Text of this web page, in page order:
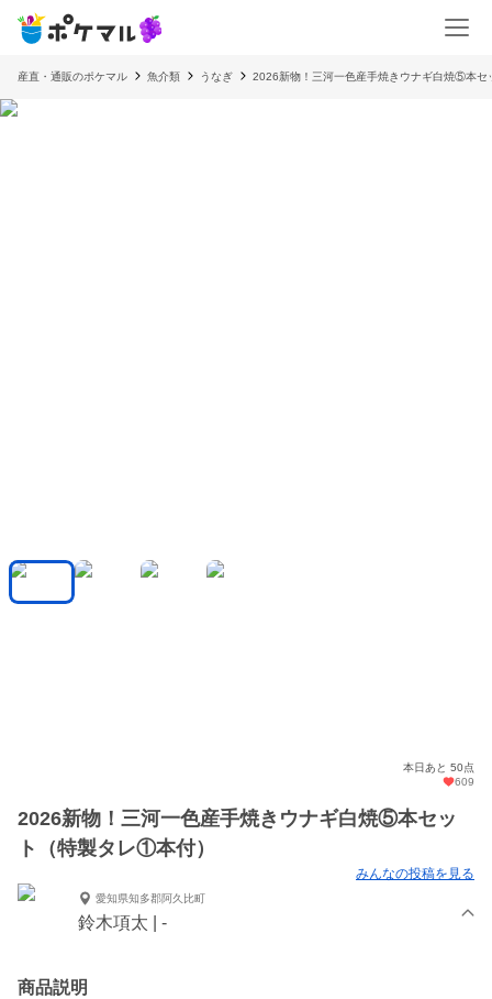
産直・通販のポケマル 魚介類 うなぎ 2026新物！三河一色産手焼きウナギ白焼⑤本
本日あと 50点
609
2026新物！三河一色産手焼きウナギ白焼⑤本セッ
ト（特製タレ①本付）
みんなの投稿を見る
愛知県知多郡阿久比町
鈴木項太 | -
商品説明